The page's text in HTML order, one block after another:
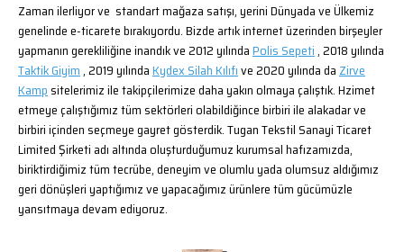
Zaman ilerliyor ve standart mağaza satışı, yerini Dünyada ve Ülkemiz
genelinde e-ticarete bırakıyordu. Bizde artık internet üzerinden birşeyler
yapmanın gerekliliğine inandık ve 2012 yılındaPolis Sepeti, 2018 yılında
Taktik Giyim, 2019 yılındaKydex Silah Kılıfıve 2020 yılında da Zirve
Kamp sitelerimiz ile takipçilerimize daha yakın olmaya çalıştık. Hzimet
etmeye çalıştığımız tüm sektörleri olabildiğince birbiri ile alakadar ve
birbiri içinden seçmeye gayret gösterdik. Tugan Tekstil Sanayi Ticaret
Limited Şirketi adı altında oluşturduğumuz kurumsal hafızamızda,
biriktirdiğimiz tüm tecrübe, deneyim ve olumlu yada olumsuz aldığımız
geri dönüşleri yaptığımız ve yapacağımız ürünlere tüm gücümüzle
yansıtmaya devam ediyoruz.